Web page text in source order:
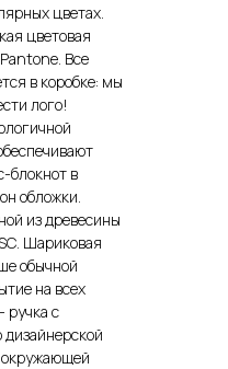
цветах.
цветовая
Все
в коробке: мы
лого!
блокнот в
обложки.
из древесины
Шариковая
обычной
на всех
ручка с
окружающей